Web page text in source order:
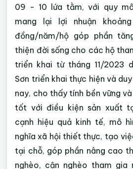
09 - 10 lứa tằm, với quy
mang lại lợi nhuận
đồng/năm/hộ góp phần
thiện đời sống cho các hộ
triển khai từ tháng 11/2023
Sơn triển khai thực hiện và
nay, cho thấy tính bền vững
tốt với điều kiện sản xuất
cạnh hiệu quả kinh tế, mô
nghĩa xã hội thiết thực, tạo
tại chỗ, góp phần nâng cao
nghèo, cận nghèo tham gia